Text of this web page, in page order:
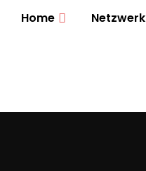
Home Netzwerk